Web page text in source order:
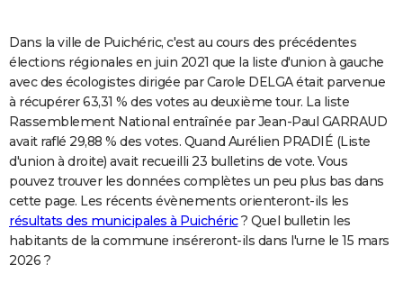
COPAINS D'AVANT
S'inscrire
Se connecter
Lycées
Collèges
Primaires
Universités
Entreprises
Service militaire
Avis de recherche
AVIS DE DÉCÈS
FORUM
Bricolage
Lifestyle
Culture
Sport
Auto
Television
Voyage
Cinema
Dans la ville de Puichéric, c'est au cours des précédentes
élections régionales en juin 2021 que la liste d'union à gauche
avec des écologistes dirigée par Carole DELGA était parvenue
à récupérer 63,31 % des votes au deuxième tour. La liste
Rassemblement National entraînée par Jean-Paul GARRAUD
avait raflé 29,88 % des votes. Quand Aurélien PRADIÉ (Liste
d'union à droite) avait recueilli 23 bulletins de vote. Vous
pouvez trouver les données complètes un peu plus bas dans
cette page. Les récents évènements orienteront-ils les
résultats des municipales à Puichéric? Quel bulletin les
habitants de la commune inséreront-ils dans l'urne le 15 mars
2026 ?